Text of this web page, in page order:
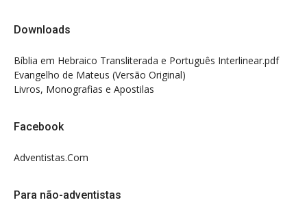
Downloads
Bíblia em Hebraico Transliterada e Português Interlinear.pdf
Evangelho de Mateus (Versão Original)
Livros, Monografias e Apostilas
Facebook
Adventistas.Com
Para não-adventistas